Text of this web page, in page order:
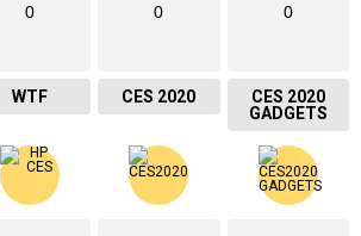
0
WTF
0
CES 2020
0
CES 2020
GADGETS